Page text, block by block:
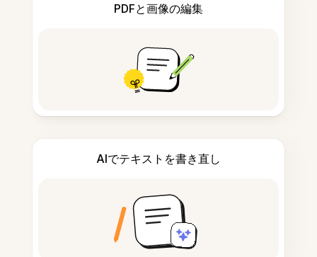
PDFと画像の編集
AIでテキストを書き直し